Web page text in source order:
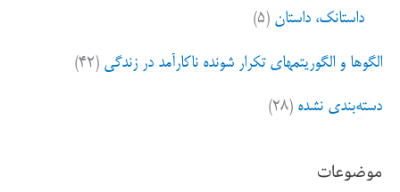
داستانک، داستان (۵)
الگوها و الگوریتمهای تکرار شونده ناکارآمد در زندگی (۴۲)
دسته‌بندی نشده (۲۸)
موضوعات